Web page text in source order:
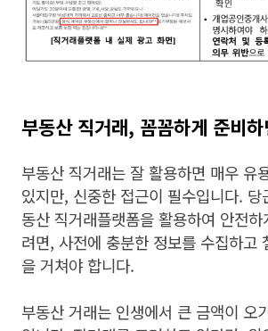
부동산 직거래, 꼼꼼하게 준비
부동산 직거래는 잘 활용하면 매우 유
있지만, 신중한 접근이 필수입니다.
동산 직거래플랫폼을 활용하여 안전
려면, 사전에 충분한 정보를 수집하고
을 거쳐야 합니다.
부동산 거래는 인생에서 큰 금액이 오